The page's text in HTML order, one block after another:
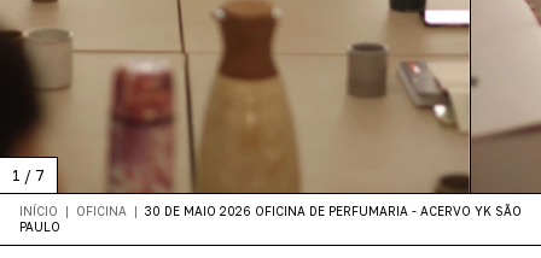
1 / 7
INÍCIO OFICINA
30 DE MAIO 2026 OFICINA DE PERFUMARIA - ACERVO YK SÃO
PAULO